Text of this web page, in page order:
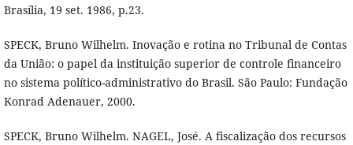
Brasília, 19 set. 1986, p.23.
SPECK, Bruno Wilhelm. Inovação e rotina no Tribunal de Contas
da União: o papel da instituição superior de controle financeiro
no sistema político-administrativo do Brasil. São Paulo: Fundação
Konrad Adenauer, 2000.
SPECK, Bruno Wilhelm. NAGEL, José. A fiscalização dos recursos